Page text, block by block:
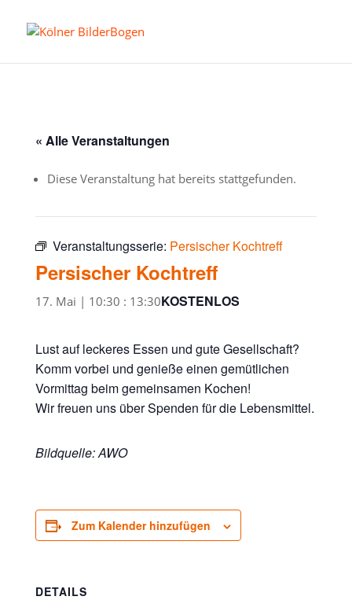
« Alle Veranstaltungen
Diese Veranstaltung hat bereits stattgefunden.
Veranstaltungsserie: Persischer Kochtreff
Persischer Kochtreff
17. Mai | 10:30 : 13:30KOSTENLOS
Lust auf leckeres Essen und gute Gesellschaft?
Komm vorbei und genieße einen gemütlichen
Vormittag beim gemeinsamen Kochen!
Wir freuen uns über Spenden für die Lebensmittel.
Bildquelle: AWO
Zum Kalender hinzufügen
DETAILS